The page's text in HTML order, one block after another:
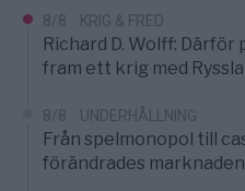
8/8 KRIG & FRED
Richard D. Wolff:
fram ett krig med
8/8 UNDERHÅLLNING
Från spelmonopol till
förändrades marknaden